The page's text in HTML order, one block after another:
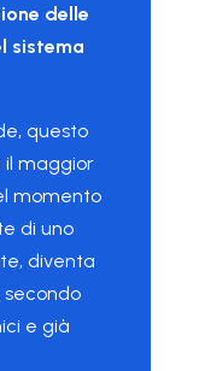
delle
sistema
questo
il maggior
momento
di uno
diventa
e già